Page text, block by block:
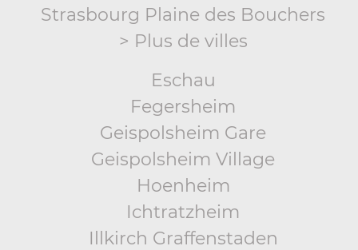
Strasbourg Plaine des Bouchers
> Plus de villes
Eschau
Fegersheim
Geispolsheim Gare
Geispolsheim Village
Hoenheim
Ichtratzheim
Illkirch Graffenstaden